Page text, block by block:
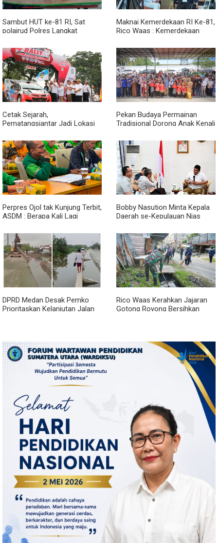
Sambut HUT ke-81 RI, Sat
polairud Polres Langkat
kepada Nelayan
Maknai Kemerdekaan RI Ke-81,
Rico Waas : Kemerdekaan
Lewat Peningkatan Pelayanan
Primer
Cetak Sejarah,
Pematangsiantar Jadi Lokasi
2026
Pekan Budaya Permainan
Tradisional Dorong Anak Kenali
Ketergantungan Gadget
Perpres Ojol tak Kunjung Terbit,
ASDM : Berapa Kali Lagi
Janji?
Bobby Nasution Minta Kepala
Daerah se-Kepulauan Nias
DPRD Medan Desak Pemko
Prioritaskan Kelanjutan Jalan
Rico Waas Kerahkan Jajaran
Gotong Royong Bersihkan